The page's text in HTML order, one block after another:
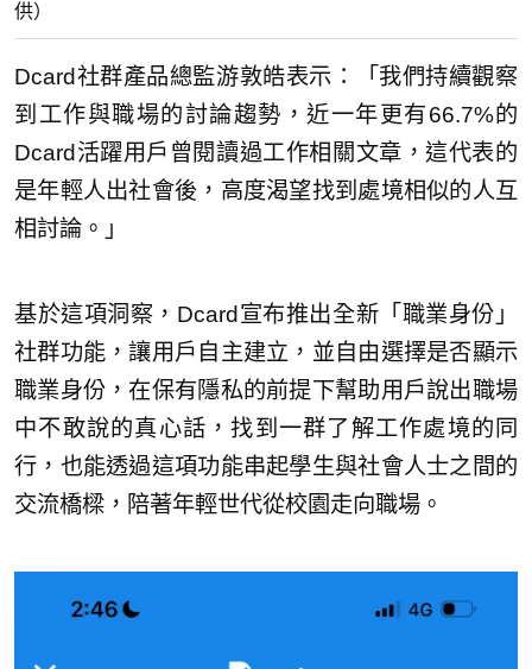
供）
Dcard社群產品總監游敦皓表示：「我們持續觀察
到工作與職場的討論趨勢，近一年更有66.7%的
Dcard活躍用戶曾閱讀過工作相關文章，這代表的
是年輕人出社會後，高度渴望找到處境相似的人互
相討論。」
基於這項洞察，Dcard宣布推出全新「職業身份」
社群功能，讓用戶自主建立，並自由選擇是否顯示
職業身份，在保有隱私的前提下幫助用戶說出職場
中不敢說的真心話，找到一群了解工作處境的同
行，也能透過這項功能串起學生與社會人士之間的
交流橋樑，陪著年輕世代從校園走向職場。